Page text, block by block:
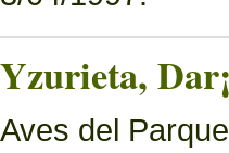
Yzurieta,
Aves del